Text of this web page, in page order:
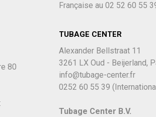
80
Française au 02 52 60 55
TUBAGE CENTER
Alexander Bellstraat 11
3261 LX Oud - Beijerland,
info@tubage-center.fr
0252 60 55 39
Tubage Center B.V.